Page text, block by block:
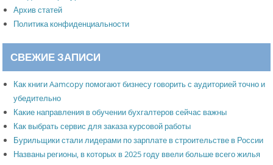
Архив статей
Политика конфиденциальности
СВЕЖИЕ ЗАПИСИ
Как книги Aamcopy помогают бизнесу говорить с аудиторией точно и
убедительно
Какие направления в обучении бухгалтеров сейчас важны
Как выбрать сервис для заказа курсовой работы
Бурильщики стали лидерами по зарплате в строительстве в России
Названы регионы, в которых в 2025 году ввели больше всего жилья